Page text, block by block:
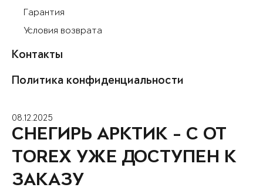
Гарантия
Условия возврата
Контакты
Политика конфиденциальности
08.12.2025
СНЕГИРЬ АРКТИК - С ОТ
TOREX УЖЕ ДОСТУПЕН К
ЗАКАЗУ